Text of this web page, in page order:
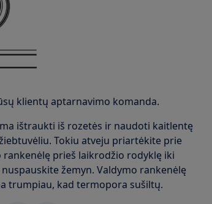
klientų aptarnavimo komanda.
ištraukti iš rozetės ir naudoti kaitlentę
Tokiu atveju priartėkite prie
prieš laikrodžio rodyklę iki
žemyn. Valdymo rankenėlę
trumpiau, kad termopora sušiltų.